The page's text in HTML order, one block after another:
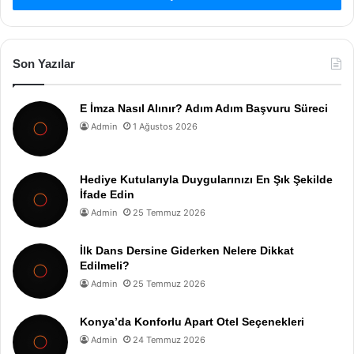
Son Yazılar
E İmza Nasıl Alınır? Adım Adım Başvuru Süreci
Admin 1 Ağustos 2026
Hediye Kutularıyla Duygularınızı En Şık Şekilde
İfade Edin
Admin 25 Temmuz 2026
İlk Dans Dersine Giderken Nelere Dikkat
Edilmeli?
Admin 25 Temmuz 2026
Konya’da Konforlu Apart Otel Seçenekleri
Admin 24 Temmuz 2026